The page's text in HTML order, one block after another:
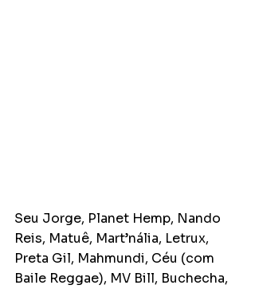
Seu Jorge, Planet Hemp, Nando
Reis, Matuê, Mart’nália, Letrux,
Preta Gil, Mahmundi, Céu (com
Baile Reggae), MV Bill, Buchecha,